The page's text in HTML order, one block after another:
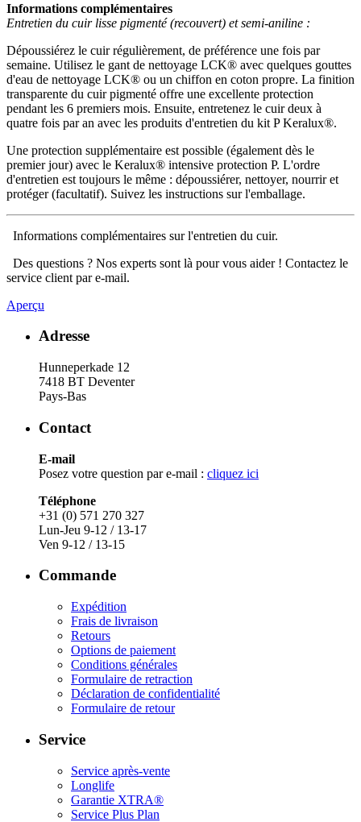
Informations complémentaires
Entretien du cuir lisse pigmenté (recouvert) et semi-aniline :
Dépoussiérez le cuir régulièrement, de préférence une fois par
semaine. Utilisez le gant de nettoyage LCK® avec quelques gouttes
d'eau de nettoyage LCK® ou un chiffon en coton propre. La finition
transparente du cuir pigmenté offre une excellente protection
pendant les 6 premiers mois. Ensuite, entretenez le cuir deux à
quatre fois par an avec les produits d'entretien du kit P Keralux®.
Une protection supplémentaire est possible (également dès le
premier jour) avec le Keralux® intensive protection P. L'ordre
d'entretien est toujours le même : dépoussiérer, nettoyer, nourrir et
protéger (facultatif). Suivez les instructions sur l'emballage.
Informations complémentaires sur l'entretien du cuir.
Des questions ? Nos experts sont là pour vous aider ! Contactez le
service client par e-mail.
Aperçu
Adresse
Hunneperkade 12
7418 BT Deventer
Pays-Bas
Contact
E-mail
Posez votre question par e-mail : cliquez ici
Téléphone
+31 (0) 571 270 327
Lun-Jeu 9-12 / 13-17
Ven 9-12 / 13-15
Commande
Expédition
Frais de livraison
Retours
Options de paiement
Conditions générales
Formulaire de retraction
Déclaration de confidentialité​
Formulaire de retour
Service
Service après-vente
Longlife
Garantie XTRA®
Service Plus Plan​